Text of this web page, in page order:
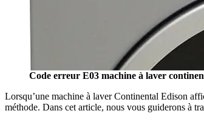
Code erreur E03 machine à laver
Lorsqu’une machine à laver Continental Edison
méthode. Dans cet article, nous vous guiderons à